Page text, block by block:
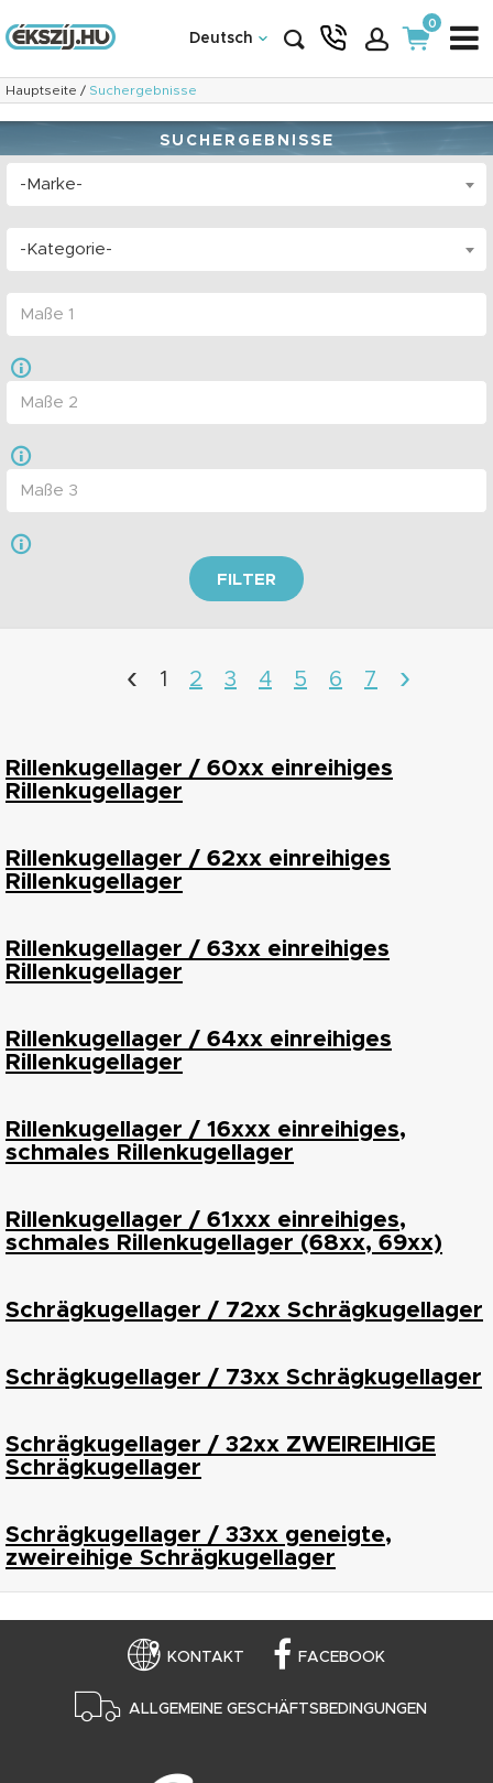
Deutsch
0
Hauptseite / Suchergebnisse
SUCHERGEBNISSE
-Marke-
-Kategorie-
FILTER
‹ 1 2 3 4 5 6 7 ›
Rillenkugellager / 60xx einreihiges
Rillenkugellager
Rillenkugellager / 62xx einreihiges
Rillenkugellager
Rillenkugellager / 63xx einreihiges
Rillenkugellager
Rillenkugellager / 64xx einreihiges
Rillenkugellager
Rillenkugellager / 16xxx einreihiges,
schmales Rillenkugellager
Rillenkugellager / 61xxx einreihiges,
schmales Rillenkugellager (68xx, 69xx)
Schrägkugellager / 72xx Schrägkugellager
Schrägkugellager / 73xx Schrägkugellager
Schrägkugellager / 32xx ZWEIREIHIGE
Schrägkugellager
Schrägkugellager / 33xx geneigte,
zweireihige Schrägkugellager
KONTAKT FACEBOOK
ALLGEMEINE GESCHÄFTSBEDINGUNGEN